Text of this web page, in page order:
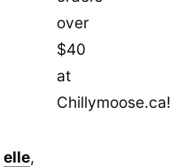
elle,